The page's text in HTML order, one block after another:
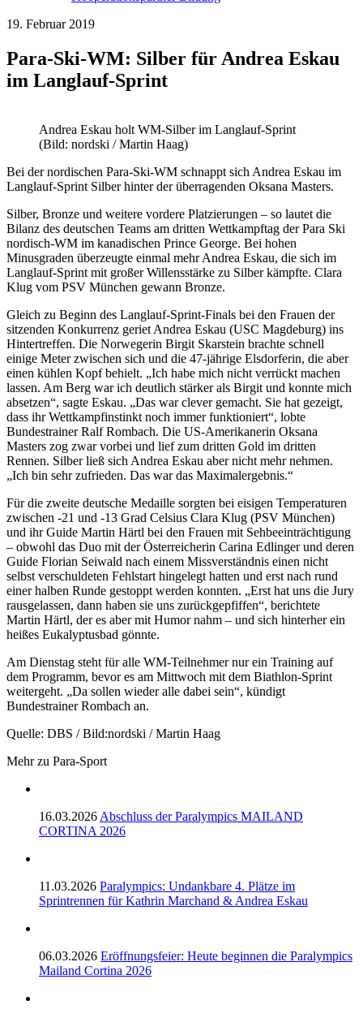
19. Februar 2019
Para-Ski-WM: Silber für Andrea Eskau
im Langlauf-Sprint
Andrea Eskau holt WM-Silber im Langlauf-Sprint
(Bild: nordski / Martin Haag)
Bei der nordischen Para-Ski-WM schnappt sich Andrea Eskau im
Langlauf-Sprint Silber hinter der überragenden Oksana Masters.
Silber, Bronze und weitere vordere Platzierungen – so lautet die
Bilanz des deutschen Teams am dritten Wettkampftag der Para Ski
nordisch-WM im kanadischen Prince George. Bei hohen
Minusgraden überzeugte einmal mehr Andrea Eskau, die sich im
Langlauf-Sprint mit großer Willensstärke zu Silber kämpfte. Clara
Klug vom PSV München gewann Bronze.
Gleich zu Beginn des Langlauf-Sprint-Finals bei den Frauen der
sitzenden Konkurrenz geriet Andrea Eskau (USC Magdeburg) ins
Hintertreffen. Die Norwegerin Birgit Skarstein brachte schnell
einige Meter zwischen sich und die 47-jährige Elsdorferin, die aber
einen kühlen Kopf behielt. „Ich habe mich nicht verrückt machen
lassen. Am Berg war ich deutlich stärker als Birgit und konnte mich
absetzen“, sagte Eskau. „Das war clever gemacht. Sie hat gezeigt,
dass ihr Wettkampfinstinkt noch immer funktioniert“, lobte
Bundestrainer Ralf Rombach. Die US-Amerikanerin Oksana
Masters zog zwar vorbei und lief zum dritten Gold im dritten
Rennen. Silber ließ sich Andrea Eskau aber nicht mehr nehmen.
„Ich bin sehr zufrieden. Das war das Maximalergebnis.“
Für die zweite deutsche Medaille sorgten bei eisigen Temperaturen
zwischen -21 und -13 Grad Celsius Clara Klug (PSV München)
und ihr Guide Martin Härtl bei den Frauen mit Sehbeeinträchtigung
– obwohl das Duo mit der Österreicherin Carina Edlinger und deren
Guide Florian Seiwald nach einem Missverständnis einen nicht
selbst verschuldeten Fehlstart hingelegt hatten und erst nach rund
einer halben Runde gestoppt werden konnten. „Erst hat uns die Jury
rausgelassen, dann haben sie uns zurückgepfiffen“, berichtete
Martin Härtl, der es aber mit Humor nahm – und sich hinterher ein
heißes Eukalyptusbad gönnte.
Am Dienstag steht für alle WM-Teilnehmer nur ein Training auf
dem Programm, bevor es am Mittwoch mit dem Biathlon-Sprint
weitergeht. „Da sollen wieder alle dabei sein“, kündigt
Bundestrainer Rombach an.
Quelle: DBS / Bild:nordski / Martin Haag
Mehr zu Para-Sport
16.03.2026 Abschluss der Paralympics MAILAND
CORTINA 2026
11.03.2026 Paralympics: Undankbare 4. Plätze im
Sprintrennen für Kathrin Marchand & Andrea Eskau
06.03.2026 Eröffnungsfeier: Heute beginnen die Paralympics
Mailand Cortina 2026